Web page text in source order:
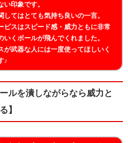
い印象です。
してはとても気持ち良いの一言。
ビスはスピード感・威力ともに非常
いくボールが飛んでくれました。
が武器な人には一度使ってほしいく
♪
ルを潰しながらなら威力と
】